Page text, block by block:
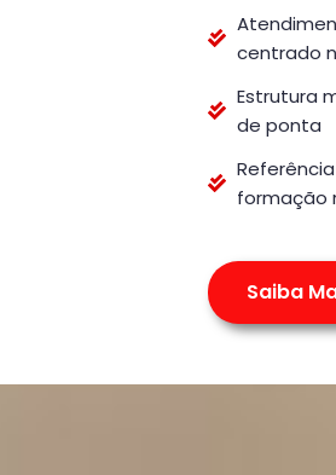
centrado
Estrutura
de ponta
formação
Saiba